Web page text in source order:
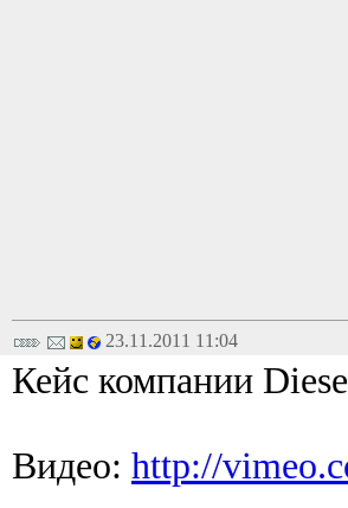
23.11.2011 11:04
Кейс компании
Видео: http://